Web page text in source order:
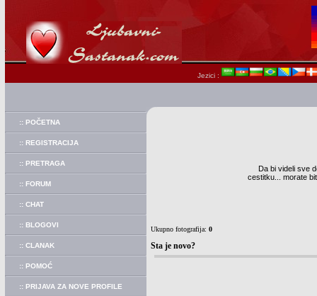
Jezici :
:: POČETNA
:: REGISTRACIJA
:: PRETRAGA
:: FORUM
:: CHAT
:: BLOGOVI
:: CLANAK
:: POMOĆ
:: PRIJAVA ZA NOVE PROFILE
Da bi videli sve
cestitku... morate
Ukupno fotografija: 0
Sta je novo?